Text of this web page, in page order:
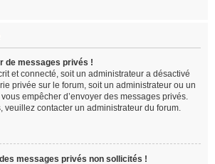
de messages privés !
et connecté, soit un administrateur a désactivé
privée sur le forum, soit un administrateur ou un
empêcher d’envoyer des messages privés.
veuillez contacter un administrateur du forum.
messages privés non sollicités !